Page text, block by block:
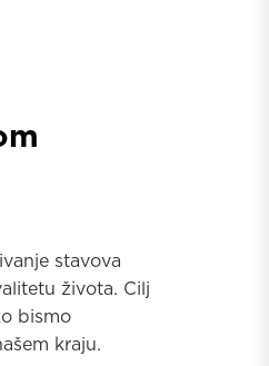
stavova
života. Cilj
bismo
kraju.